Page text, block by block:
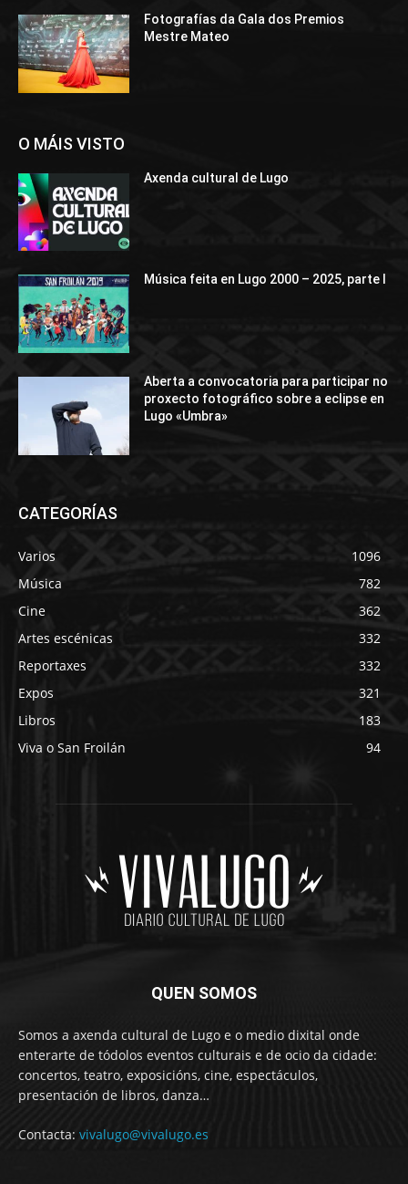
Fotografías da Gala dos Premios
Mestre Mateo
O MÁIS VISTO
Axenda cultural de Lugo
Música feita en Lugo 2000 – 2025, parte I
Aberta a convocatoria para participar no
proxecto fotográfico sobre a eclipse en
Lugo «Umbra»
CATEGORÍAS
Varios
1096
Música
782
Cine
362
Artes escénicas
332
Reportaxes
332
Expos
321
Libros
183
Viva o San Froilán
94
QUEN SOMOS
Somos a axenda cultural de Lugo e o medio dixital onde
enterarte de tódolos eventos culturais e de ocio da cidade:
concertos, teatro, exposicións, cine, espectáculos,
presentación de libros, danza…
Contacta: vivalugo@vivalugo.es